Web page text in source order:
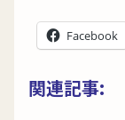
Facebook
関連記事: